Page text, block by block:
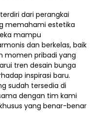
dari perangkai
memahami estetika
mampu
dan berkelas, baik
momen pribadi yang
tren desain bunga
inspirasi baru.
sudah tersedia di
dengan tim kami
yang benar-benar